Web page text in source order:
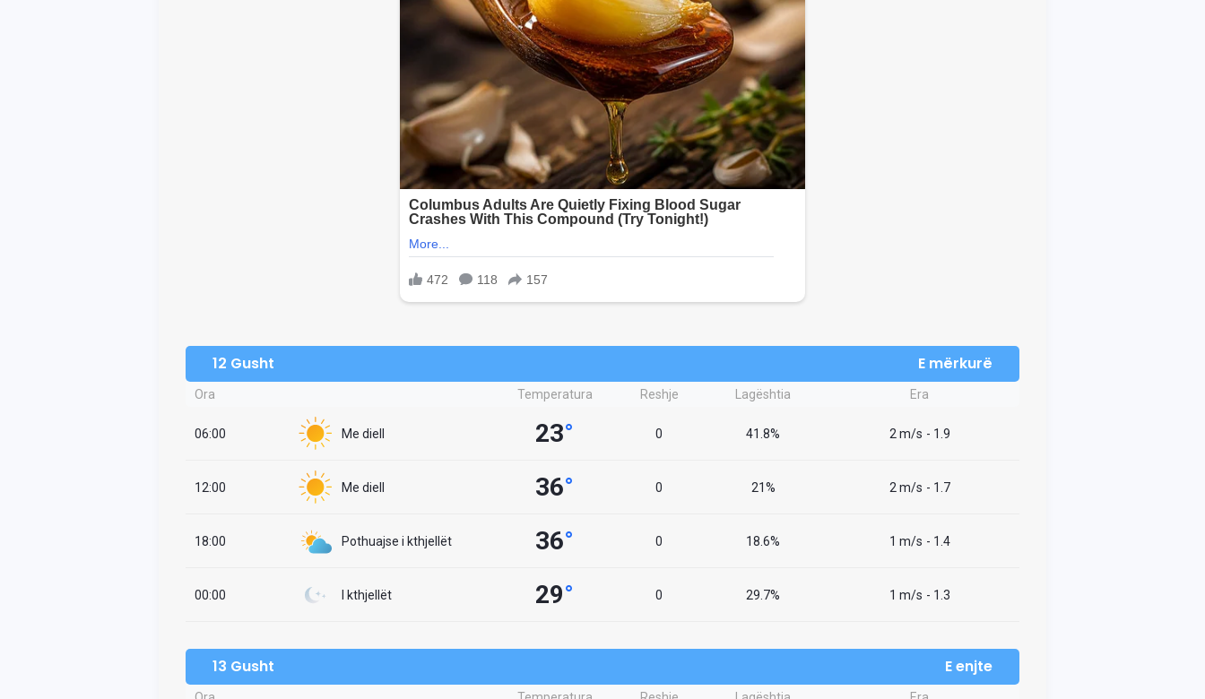
12 Gusht E mërkurë
Ora Temperatura Reshje Lagështia Era
06:00 Me diell 23° 0 41.8% 2 m/s - 1.9
12:00 Me diell 36° 0 21% 2 m/s - 1.7
18:00 Pothuajse i kthjellët 36° 0 18.6% 1 m/s - 1.4
00:00 I kthjellët 29° 0 29.7% 1 m/s - 1.3
13 Gusht E enjte